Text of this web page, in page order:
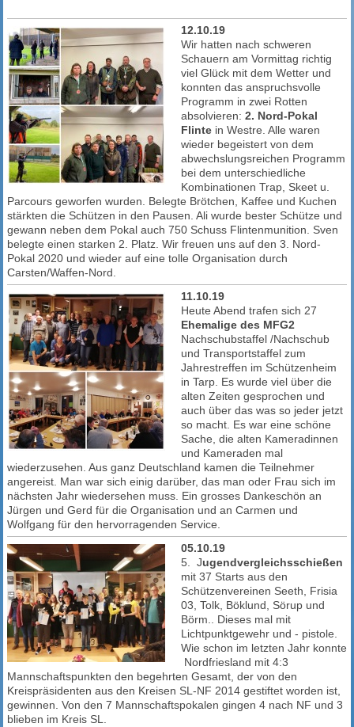
12.10.19
Wir hatten nach schweren
Schauern am Vormittag richtig
viel Glück mit dem Wetter und
konnten das anspruchsvolle
Programm in zwei Rotten
absolvieren: 2. Nord-Pokal
Flintein Westre. Alle waren
wieder begeistert von dem
abwechslungsreichen Programm
bei dem unterschiedliche
Kombinationen Trap, Skeet u.
Parcours geworfen wurden. Belegte Brötchen, Kaffee und Kuchen
stärkten die Schützen in den Pausen. Ali wurde bester Schütze und
gewann neben dem Pokal auch 750 Schuss Flintenmunition. Sven
belegte einen starken 2. Platz. Wir freuen uns auf den 3. Nord-
Pokal 2020 und wieder auf eine tolle Organisation durch
Carsten/Waffen-Nord.
11.10.19
Heute Abend trafen sich 27
Ehemalige des MFG2
Nachschubstaffel /Nachschub
und Transportstaffel zum
Jahrestreffen im Schützenheim
in Tarp. Es wurde viel über die
alten Zeiten gesprochen und
auch über das was so jeder jetzt
so macht. Es war eine schöne
Sache, die alten Kameradinnen
und Kameraden mal
wiederzusehen. Aus ganz Deutschland kamen die Teilnehmer
angereist. Man war sich einig darüber, das man oder Frau sich im
nächsten Jahr wiedersehen muss. Ein grosses Dankeschön an
Jürgen und Gerd für die Organisation und an Carmen und
Wolfgang für den hervorragenden Service.
05.10.19
5. Jugendvergleichsschießen
mit 37 Starts aus den
Schützenvereinen Seeth, Frisia
03, Tolk, Böklund, Sörup und
Börm.. Dieses mal mit
Lichtpunktgewehr und - pistole.
Wie schon im letzten Jahr konnte
Nordfriesland mit 4:3
Mannschaftspunkten den begehrten Gesamt, der von den
Kreispräsidenten aus den Kreisen SL-NF 2014 gestiftet worden ist,
gewinnen. Von den 7 Mannschaftspokalen gingen 4 nach NF und 3
blieben im Kreis SL.